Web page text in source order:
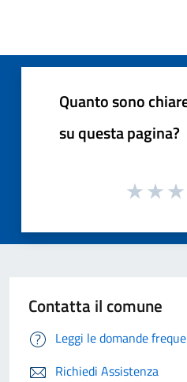
Quanto sono
su questa pagina?
Contatta il comune
Leggi le domande
Richiedi Assistenza